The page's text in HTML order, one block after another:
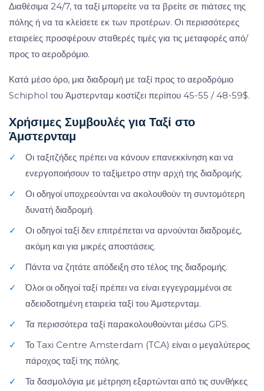
Διαθέσιμα 24/7, τα ταξί μπορείτε να τα βρείτε σε πιάτσες της
πόλης ή να τα κλείσετε εκ των προτέρων. Οι περισσότερες
εταιρείες προσφέρουν σταθερές τιμές για τις μεταφορές από/
προς το αεροδρόμιο.
Κατά μέσο όρο, μια διαδρομή με ταξί προς το αεροδρόμιο
Schiphol του Άμστερνταμ κοστίζει περίπου 45-55 / 48-59$.
Χρήσιμες Συμβουλές για Ταξί στο
Άμστερνταμ
✓
Οι ταξιτζήδες πρέπει να κάνουν επανεκκίνηση και να
ενεργοποιήσουν το ταξίμετρο στην αρχή της διαδρομής.
✓
Οι οδηγοί υποχρεούνται να ακολουθούν τη συντομότερη
δυνατή διαδρομή.
✓
Οι οδηγοί ταξί δεν επιτρέπεται να αρνούνται διαδρομές,
ακόμη και για μικρές αποστάσεις.
✓
Πάντα να ζητάτε απόδειξη στο τέλος της διαδρομής.
✓
Όλοι οι οδηγοί ταξί πρέπει να είναι εγγεγραμμένοι σε
αδειοδοτημένη εταιρεία ταξί του Άμστερνταμ.
✓
Τα περισσότερα ταξί παρακολουθούνται μέσω GPS.
✓
Το Taxi Centre Amsterdam (TCA) είναι ο μεγαλύτερος
πάροχος ταξί της πόλης.
✓
Τα δασμολόγια με μέτρηση εξαρτώνται από τις συνθήκες